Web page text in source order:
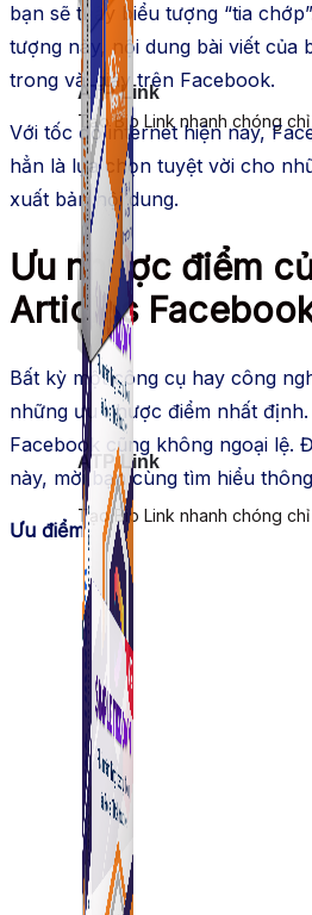
ATP Link
Tạo Bio Link nhanh chóng
ATP Link
Tạo Bio Link nhanh chóng
bạn sẽ thấy biểu tượng “tia
tượng này, nội dung bài viết của
trong vài giây trên Facebook.
Với tốc độ internet hiện nay,
hẳn là lựa chọn tuyệt vời cho
xuất bản nội dung.
Ưu nhược điểm
Articles
Bất kỳ một công cụ hay công
những ưu nhược điểm nhất
Facebook cũng không ngoại lệ.
này, mời bạn cùng tìm hiểu
Ưu điểm